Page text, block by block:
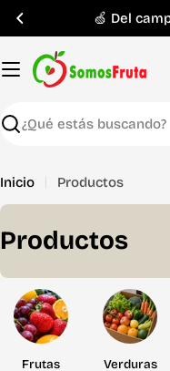
Saltar
contenido
🍏 Del
Buscar
Inicio Productos
C
o
Productos
Frutas Verduras